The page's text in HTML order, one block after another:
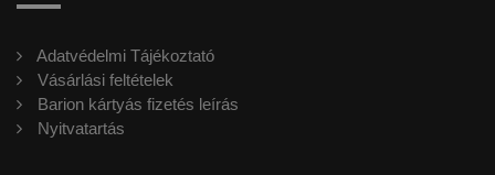
Adatvédelmi Tájékoztató
Vásárlási feltételek
Barion kártyás fizetés leírás
Nyitvatartás